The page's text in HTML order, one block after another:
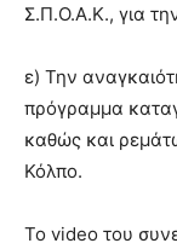
Σ.Π.Ο.Α.Κ., για
ε) Την
πρόγραμμα
καθώς και
Κόλπο.
Το video του